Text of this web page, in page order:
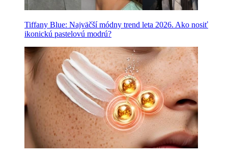
Tiffany Blue: Najväčší módny trend leta 2026. Ako nosiť
ikonickú pastelovú modrú?